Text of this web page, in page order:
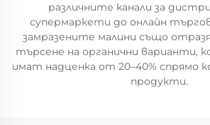
различните канали за
супермаркети до онлайн
замразените малини също
търсене на органични варианти,
имат надценка от 20–40% спрямо
продукти.